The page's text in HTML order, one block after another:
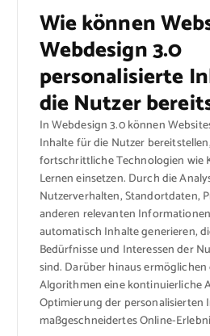
Wie können
Webdesign 3.0
personalisierte
die Nutzer
In Webdesign 3.0 können
Inhalte für die Nutzer
fortschrittliche Technologien wie
Lernen einsetzen. Durch die
Nutzerverhalten, Standortdaten,
anderen relevanten
automatisch Inhalte generieren,
Bedürfnisse und Interessen der
sind. Darüber hinaus
Algorithmen eine kontinuierliche
Optimierung der personalisierten
maßgeschneidertes Online-